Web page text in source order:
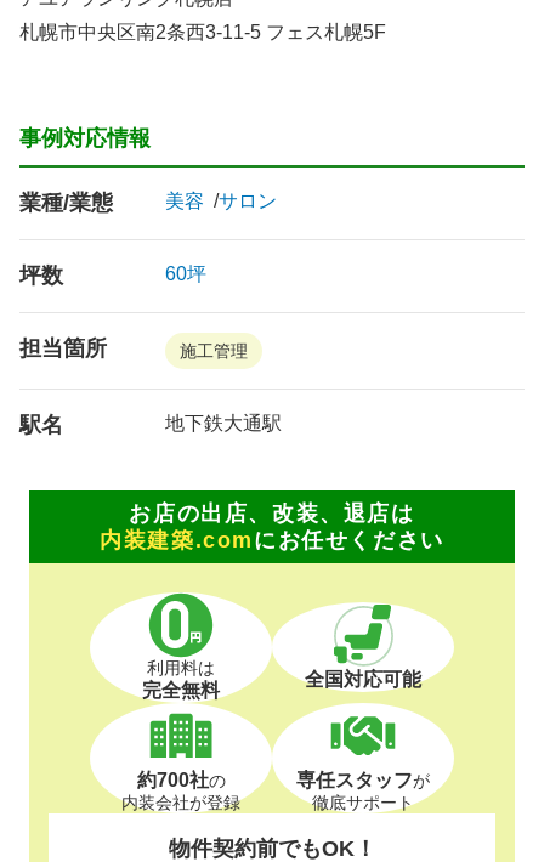
札幌市中央区南2条西3-11-5 フェス札幌5F
事例対応情報
業種/業態 美容 サロン
坪数 60坪
担当箇所 施工管理
駅名 地下鉄大通駅
お店の出店、改装、退店は
内装建築.com にお任せください
利用料は
完全無料 全国対応可能
約700社の
内装会社が登録
専任スタッフが
徹底サポート
物件契約前でもOK！